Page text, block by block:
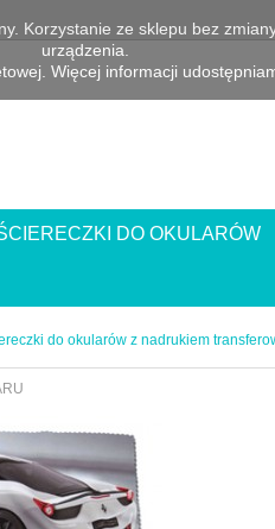
DO OKULARÓW
do okularów z nadrukiem
Korzystanie ze sklepu bez
urządzenia.
Więcej informacji